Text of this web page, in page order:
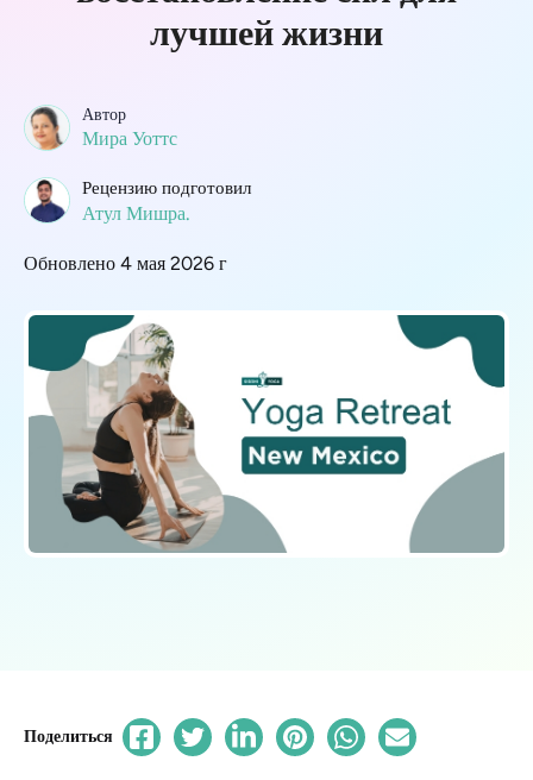
лучшей жизни
Автор
Мира Уоттс
Рецензию подготовил
Атул Мишра.
Обновлено 4 мая 2026 г
Поделиться